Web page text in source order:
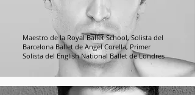
Maestro de la Royal Ballet School, Solista del
Barcelona Ballet de Angel Corella, Primer
Solista del English National Ballet de Londres